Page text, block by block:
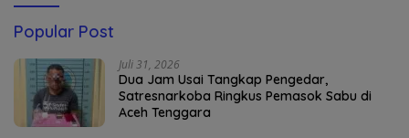
Popular Post
Juli 31, 2026
Dua Jam Usai Tangkap Pengedar,
Satresnarkoba Ringkus Pemasok Sabu di
Aceh Tenggara